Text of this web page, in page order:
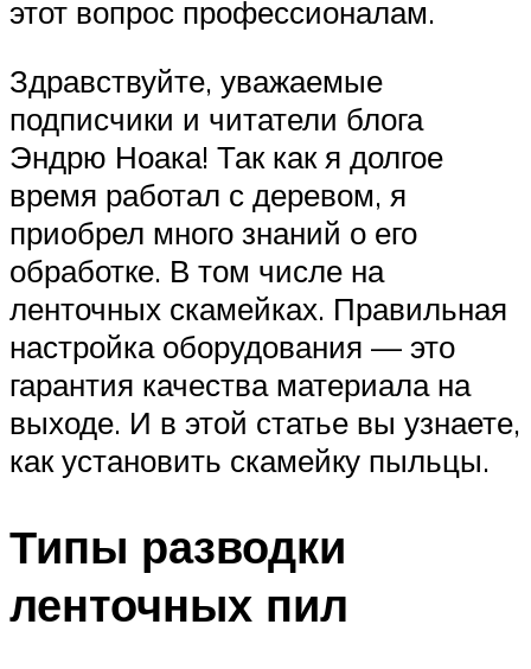
этот вопрос профессионалам.
Здравствуйте, уважаемые
подписчики и читатели блога
Эндрю Ноака! Так как я долгое
время работал с деревом, я
приобрел много знаний о его
обработке. В том числе на
ленточных скамейках. Правильная
настройка оборудования — это
гарантия качества материала на
выходе. И в этой статье вы узнаете,
как установить скамейку пыльцы.
Типы разводки
ленточных пил